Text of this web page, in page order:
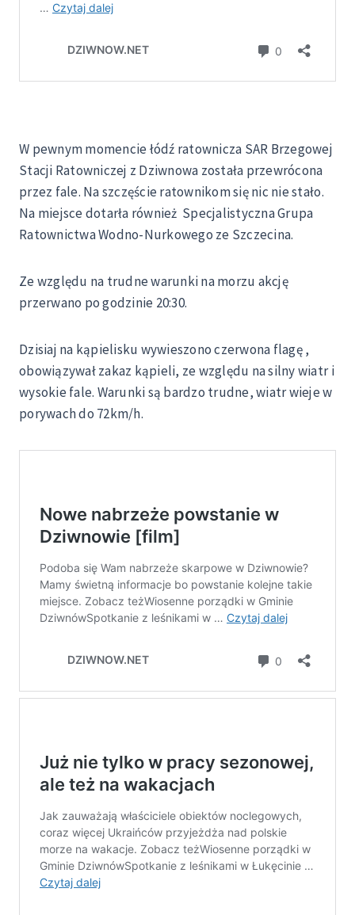
W pewnym momencie łódź ratownicza SAR Brzegowej
Stacji Ratowniczej z Dziwnowa została przewrócona
przez fale. Na szczęście ratownikom się nic nie stało.
Na miejsce dotarła również Specjalistyczna Grupa
Ratownictwa Wodno-Nurkowego ze Szczecina.
Ze względu na trudne warunki na morzu akcję
przerwano po godzinie 20:30.
Dzisiaj na kąpielisku wywieszono czerwona flagę ,
obowiązywał zakaz kąpieli, ze względu na silny wiatr i
wysokie fale. Warunki są bardzo trudne, wiatr wieje w
porywach do 72km/h.